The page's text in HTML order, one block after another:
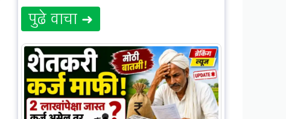
पुढे वाचा ➜